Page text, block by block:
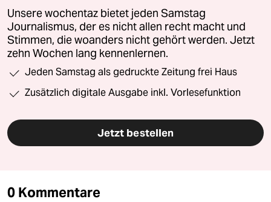
Unsere wochentaz bietet jeden Samstag
Journalismus, der es nicht allen recht macht und
Stimmen, die woanders nicht gehört werden. Jetzt
zehn Wochen lang kennenlernen.
Jeden Samstag als gedruckte Zeitung frei Haus
Zusätzlich digitale Ausgabe inkl. Vorlesefunktion
Jetzt bestellen
0 Kommentare